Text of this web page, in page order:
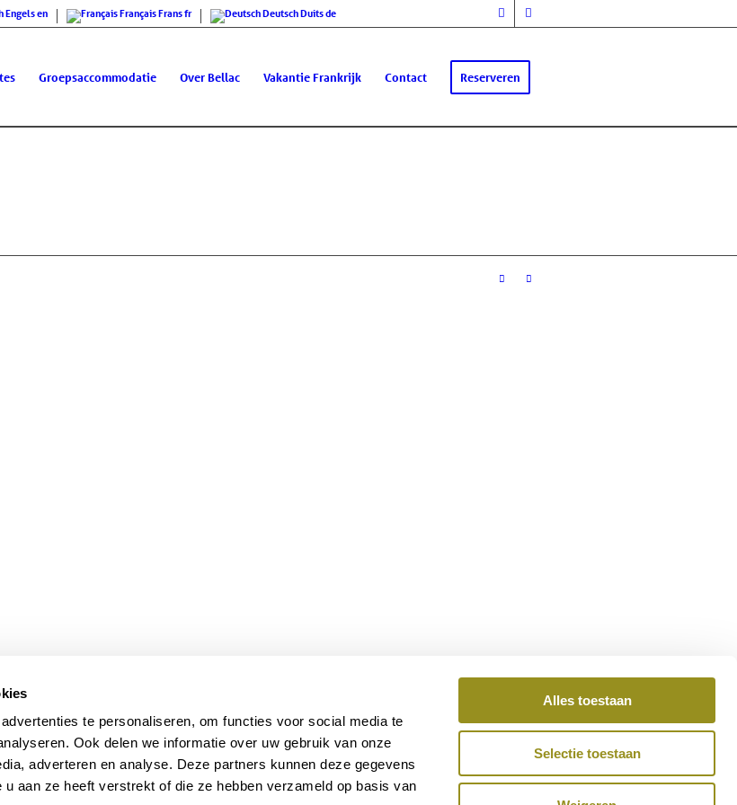
te personaliseren, om functies voor social media te
Ook delen we informatie over uw gebruik van onze
adverteren en analyse. Deze partners kunnen deze gegevens
aan ze heeft verstrekt of die ze hebben verzameld op basis van
Alles toestaan
Selectie toestaan
Engelsen FrançaisFransfr DeutschDuitsde
Groepsaccommodatie Over Bellac Vakantie Frankrijk Contact Reserveren